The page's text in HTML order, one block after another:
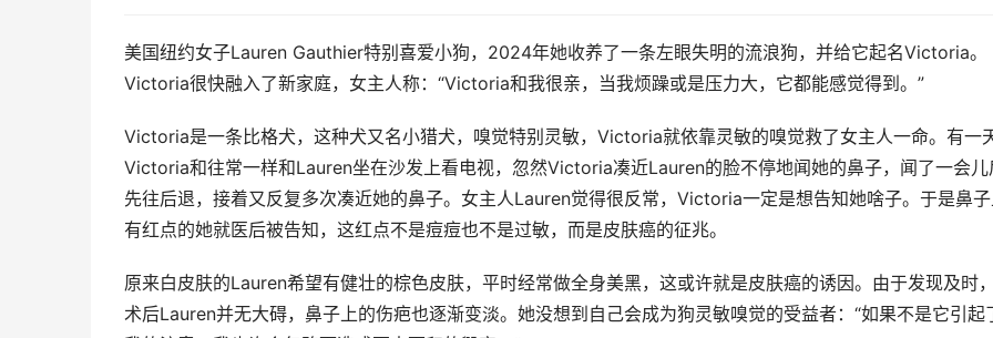
美国纽约女子Lauren Gauthier特别喜爱小狗，2024年她收养了一条左眼失明的流浪狗，并给它起名Victoria。
Victoria很快融入了新家庭，女主人称：“Victoria和我很亲，当我烦躁或是压力大，它都能感觉得到。”
Victoria是一条比格犬，这种犬又名小猎犬，嗅觉特别灵敏，Victoria就依靠灵敏的嗅觉救了女主人一命。有一
Victoria和往常一样和Lauren坐在沙发上看电视，忽然Victoria凑近Lauren的脸不停地闻她的鼻子，闻了一会儿
先往后退，接着又反复多次凑近她的鼻子。女主人Lauren觉得很反常，Victoria一定是想告知她啥子。于是鼻
有红点的她就医后被告知，这红点不是痘痘也不是过敏，而是皮肤癌的征兆。
原来白皮肤的Lauren希望有健壮的棕色皮肤，平时经常做全身美黑，这或许就是皮肤癌的诱因。由于发现及时，
术后Lauren并无大碍，鼻子上的伤疤也逐渐变淡。她没想到自己会成为狗灵敏嗅觉的受益者：“如果不是它引起